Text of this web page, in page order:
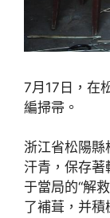
7月17日，在
編掃帚。
浙江省松陽
汗青，保存著
于當局的“解
了補葺，并積